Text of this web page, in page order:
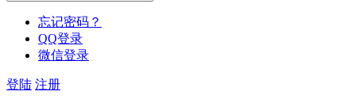
忘记密码？
QQ登录
微信登录
登陆 注册